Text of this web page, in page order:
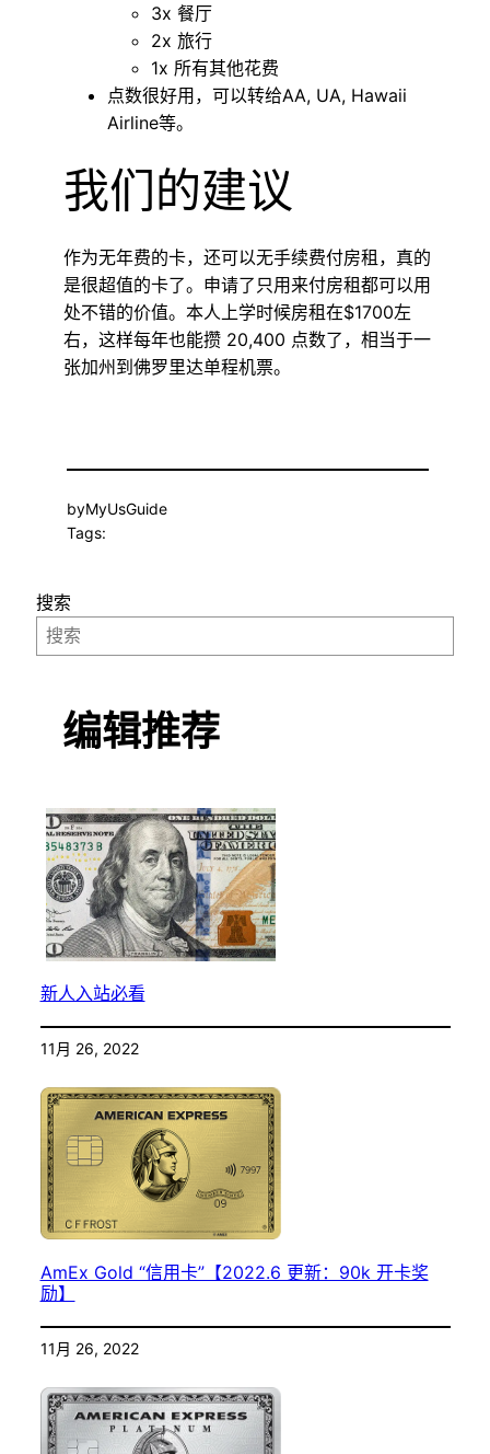
3x 餐厅
2x 旅行
1x 所有其他花费
点数很好用，可以转给AA, UA, Hawaii
Airline等。
我们的建议
作为无年费的卡，还可以无手续费付房租，真的
是很超值的卡了。申请了只用来付房租都可以用
处不错的价值。本人上学时候房租在$1700左
右，这样每年也能攒 20,400 点数了，相当于一
张加州到佛罗里达单程机票。
byMyUsGuide
Tags:
搜索
编辑推荐
新人入站必看
11月 26, 2022
AmEx Gold “信用卡”【2022.6 更新：90k 开卡奖
励】
11月 26, 2022